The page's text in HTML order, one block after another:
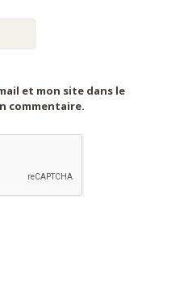
et mon site dans le
commentaire.